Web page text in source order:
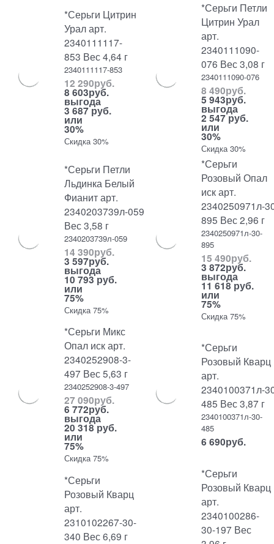
*Серьги Цитрин
Урал арт.
2340111117-
853 Вес 4,64 г
2340111117-853
12 290руб.
8 603руб.
выгода
3 687 руб.
или
30%
Скидка 30%
*Серьги Петли
Цитрин Урал
арт.
2340111090-
076 Вес 3,08 г
2340111090-076
8 490руб.
5 943руб.
выгода
2 547 руб.
или
30%
Скидка 30%
*Серьги Петли
Льдинка Белый
Фианит арт.
2340203739л-059
Вес 3,58 г
2340203739л-059
14 390руб.
3 597руб.
выгода
10 793 руб.
или
75%
Скидка 75%
*Серьги
Розовый Опал
иск арт.
2340250971л-
895 Вес 2,96 г
2340250971л-30-
895
15 490руб.
3 872руб.
выгода
11 618 руб.
или
75%
Скидка 75%
*Серьги Микс
Опал иск арт.
2340252908-3-
497 Вес 5,63 г
2340252908-3-497
27 090руб.
6 772руб.
выгода
20 318 руб.
или
75%
Скидка 75%
*Серьги
Розовый Кварц
арт.
2340100371л-
485 Вес 3,87 г
2340100371л-30-
485
6 690руб.
*Серьги
Розовый Кварц
арт.
2310102267-30-
340 Вес 6,69 г
*Серьги
Розовый Кварц
арт.
2340100286-
30-197 Вес